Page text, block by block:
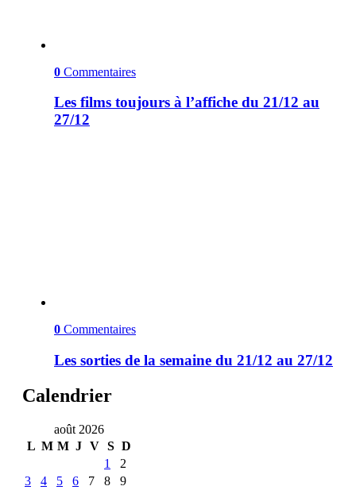
0 Commentaires
Les films toujours à l’affiche du 21/12 au
27/12
0 Commentaires
Les sorties de la semaine du 21/12 au 27/12
Calendrier
août 2026
L M M J V S D
1
2
3
4 5 6 7 8
9